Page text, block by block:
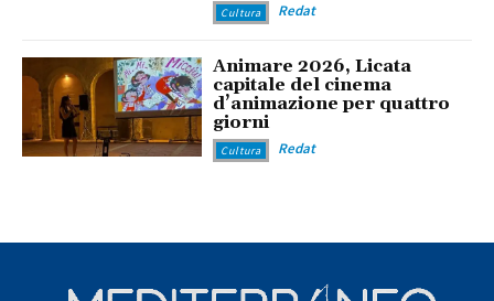
Cultura Redat
Animare 2026, Licata
capitale del cinema
d’animazione per quattro
giorni
Cultura Redat